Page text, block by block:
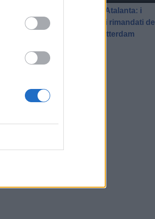
Feyenoord-Atalanta: i
promossi e i rimandati del
match di Rotterdam